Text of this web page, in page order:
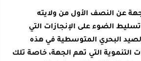
عن النصف الأول من ولايته
من شتنبر 2021 إلى 2024، حيث تم تسليط الضوء على الإنجازات التي
البحري المتوسطية في هذه
التنموية التي تهم الجهة، خاصة تلك